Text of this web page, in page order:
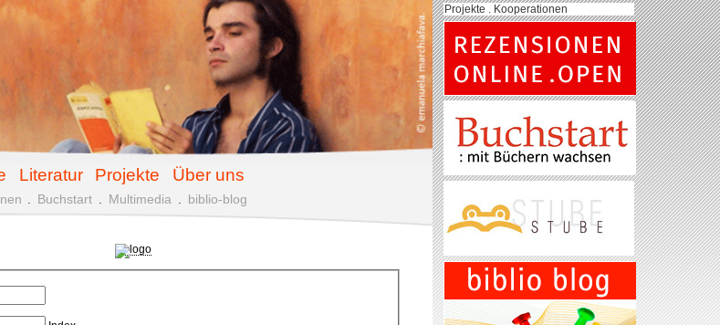
Literatur Projekte Über uns
Buchstart Multimedia biblio-blog
Projekte . Kooperationen